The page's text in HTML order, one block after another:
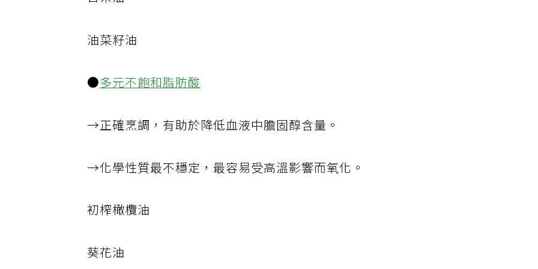
苦茶油
油菜籽油
●多元不飽和脂肪酸
→正確烹調，有助於降低血液中膽固醇含量。
→化學性質最不穩定，最容易受高溫影響而氧化。
初榨橄欖油
葵花油